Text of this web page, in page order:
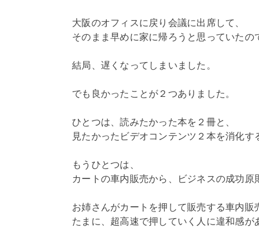
大阪のオフィスに戻り会議に出席して、
そのまま早めに家に帰ろうと思っていたの
結局、遅くなってしまいました。
でも良かったことが２つありました。
ひとつは、読みたかった本を２冊と、
見たかったビデオコンテンツ２本を消化す
もうひとつは、
カートの車内販売から、ビジネスの成功原
お姉さんがカートを押して販売する車内販
たまに、超高速で押していく人に違和感が